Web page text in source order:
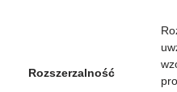
Rozszerzalność